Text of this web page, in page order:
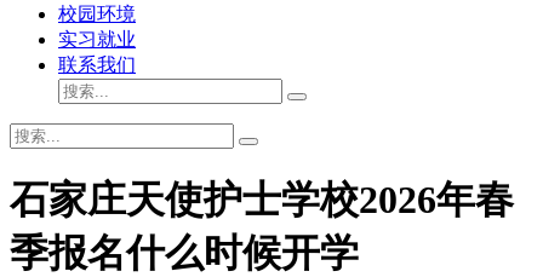
校园环境
实习就业
联系我们
石家庄天使护士学校2026年春
季报名什么时候开学